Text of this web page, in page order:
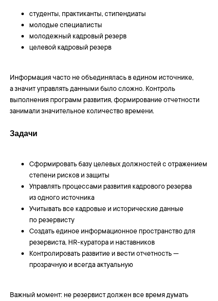
студенты, практиканты, стипендиаты
молодые специалисты
молодежный кадровый резерв
целевой кадровый резерв
Информация часто не объединялась в едином источнике,
а значит управлять данными было сложно. Контроль
выполнения программ развития, формирование отчетности
занимали значительное количество времени.
Задачи
Сформировать базу целевых должностей с отражением
степени рисков и защиты
Управлять процессами развития кадрового резерва
из одного источника
Учитывать все кадровые и исторические данные
по резервисту
Создать единое информационное пространство для
резервиста, HR-куратора и наставников
Контролировать развитие и вести отчетность —
прозрачную и всегда актуальную
Важный момент: не резервист должен все время думать